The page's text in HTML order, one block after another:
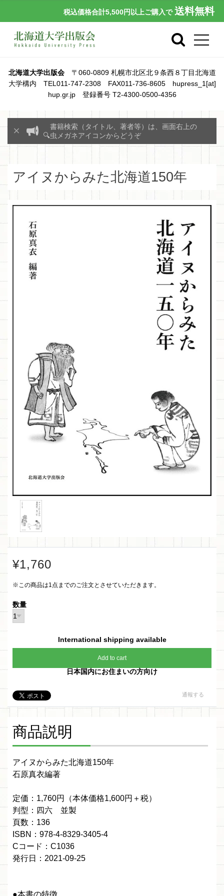
税込価格合計5,500円以上ご購入で 送料無料
北海道大学出版会〒060-0809 札幌市北区北９条西８丁目北海道
大学構内 TEL011-747-2308 FAX011-736-8605 hupress_1[at]
hup.gr.jp 登録番号 T2-4300-0500-4356
書籍検索（タイトル、著者等）は、画面右上の
🔍虫メガネアイコンからどうぞ
アイヌからみた北海道150年
¥1,760
※この商品は1点までのご注文とさせていただきます。
数量
International shipping available
Add to cart
日本国内にお住まいの方向け
通報する
商品説明
アイヌからみた北海道150年
石原真衣編著
定価：1,760円（本体価格1,600円＋税）
判型：四六 並製
頁数：136
ISBN：978-4-8329-3405-4
Cコード：C1036
発行日：2021-09-25